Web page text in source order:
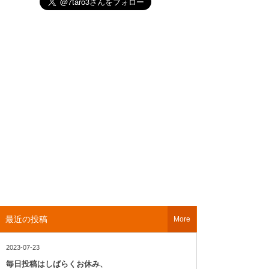
最近の投稿
2023-07-23
毎日投稿はしばらくお休み、
More